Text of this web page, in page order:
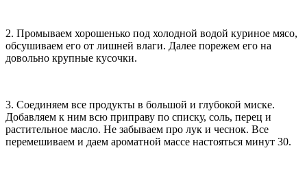
2. Промываем хорошенько под холодной водой куриное мясо,
обсушиваем его от лишней влаги. Далее порежем его на
довольно крупные кусочки.
3. Соединяем все продукты в большой и глубокой миске.
Добавляем к ним всю приправу по списку, соль, перец и
растительное масло. Не забываем про лук и чеснок. Все
перемешиваем и даем ароматной массе настояться минут 30.